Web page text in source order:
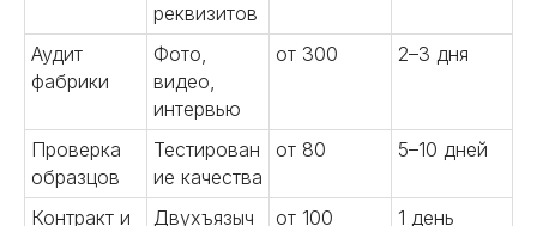
реквизитов
Аудит
фабрики
Фото,
видео,
интервью
от 300 2–3 дня
Проверка
образцов
Тестирован
ие качества
от 80 5–10 дней
Контракт и
Двухъязыч
от 100 1 день
Контроль качества на всех
05